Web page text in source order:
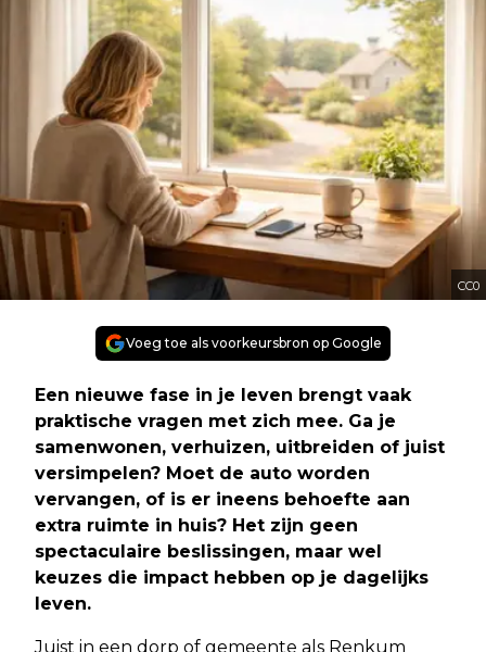
CC0
Voeg toe als voorkeursbron op Google
Een nieuwe fase in je leven brengt vaak
praktische vragen met zich mee. Ga je
samenwonen, verhuizen, uitbreiden of juist
versimpelen? Moet de auto worden
vervangen, of is er ineens behoefte aan
extra ruimte in huis? Het zijn geen
spectaculaire beslissingen, maar wel
keuzes die impact hebben op je dagelijks
leven.
Juist in een dorp of gemeente als Renkum